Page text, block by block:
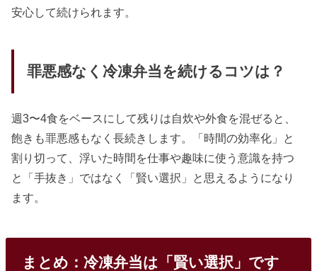
安心して続けられます。
罪悪感なく冷凍弁当を続けるコツは？
週3〜4食をベースにして残りは自炊や外食を混ぜると、
飽きも罪悪感もなく長続きします。「時間の効率化」と
割り切って、浮いた時間を仕事や趣味に使う意識を持つ
と「手抜き」ではなく「賢い選択」と思えるようになり
ます。
まとめ：冷凍弁当は「賢い選択」です